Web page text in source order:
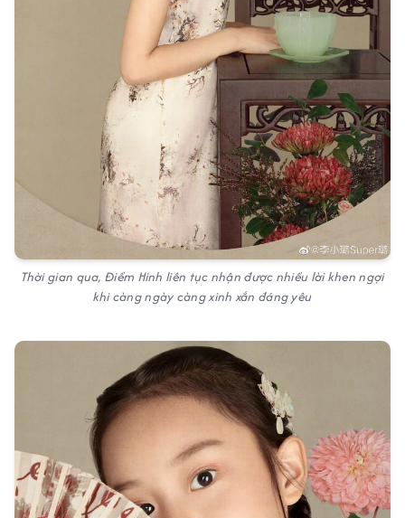
Thời gian qua, Điềm Hinh liên tục nhận được nhiều lời khen ngợi
khi càng ngày càng xinh xắn đáng yêu